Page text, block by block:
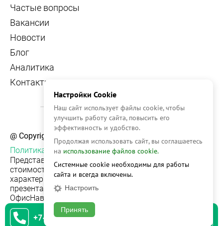
Частые вопросы
Вакансии
Новости
Блог
Аналитика
Контакты
@ Copyright, 2026 OFFICE NAVIGATOR
Политика конфиденциальности
Представленная на сайте информация, в т.ч.
стоимости объектов, носит информационный
характер и не является публичной офертой. Условия
презентации объекта недвижимости на сервисе
ОфисНавигатор могут быть изменены без
уведомления.
+74951542930
Настройки Cookie
Наш сайт использует файлы cookie, чтобы
улучшить работу сайта, повысить его
эффективность и удобство.
Продолжая использовать сайт, вы соглашаетесь
на использование файлов cookie.
Системные cookie необходимы для работы
сайта и всегда включены.
Настроить
Принять